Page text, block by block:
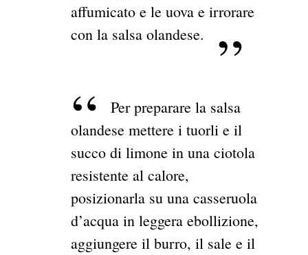
affumicato e le uova e irrorare
con la salsa olandese.
Per preparare la salsa
olandese mettere i tuorli e il
succo di limone in una ciotola
resistente al calore,
posizionarla su una casseruola
d’acqua in leggera ebollizione,
aggiungere il burro, il sale e il